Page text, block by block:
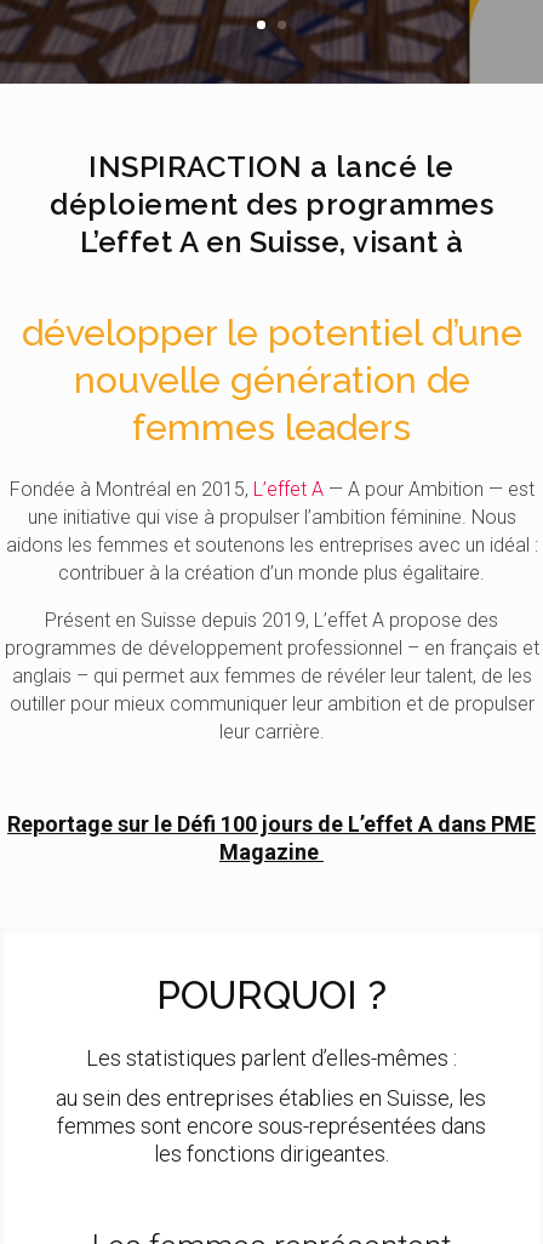
INSPIRACTION a lancé le
déploiement des programmes
L’effet A en Suisse, visant à
développer le potentiel d’une
nouvelle génération de
femmes leaders
Fondée à Montréal en 2015, L’effet A— A pour Ambition — est
une initiative qui vise à propulser l’ambition féminine. Nous
aidons les femmes et soutenons les entreprises avec un idéal :
contribuer à la création d’un monde plus égalitaire.
Présent en Suisse depuis 2019, L’effet A propose des
programmes de développement professionnel – en français et
anglais – qui permet aux femmes de révéler leur talent, de les
outiller pour mieux communiquer leur ambition et de propulser
leur carrière.
Reportage sur le Défi 100 jours de L’effet A dans PME
Magazine
POURQUOI ?
Les statistiques parlent d’elles-mêmes :
au sein des entreprises établies en Suisse, les
femmes sont encore sous-représentées dans
les fonctions dirigeantes.